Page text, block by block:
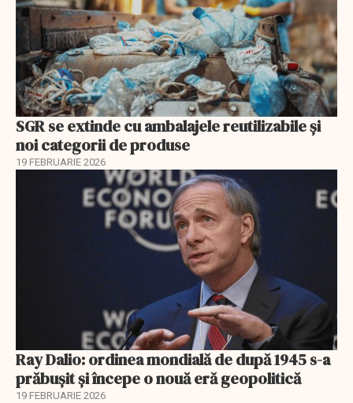
SGR se extinde cu ambalajele reutilizabile și
noi categorii de produse
19 FEBRUARIE 2026
Ray Dalio: ordinea mondială de după 1945 s-a
prăbușit și începe o nouă eră geopolitică
19 FEBRUARIE 2026